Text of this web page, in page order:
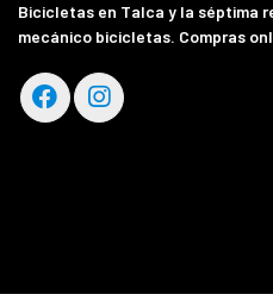
Bicicletas en Talca y la séptima
mecánico bicicletas. Compras